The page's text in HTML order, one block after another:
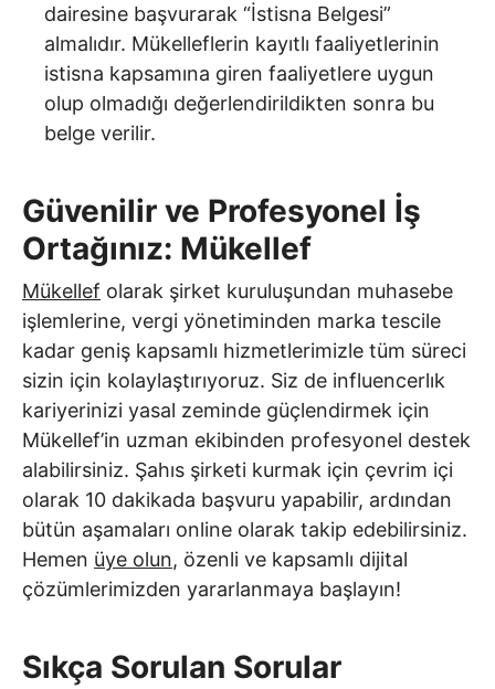
dairesine başvurarak “İstisna Belgesi”
almalıdır. Mükelleflerin kayıtlı faaliyetlerinin
istisna kapsamına giren faaliyetlere uygun
olup olmadığı değerlendirildikten sonra bu
belge verilir.
Güvenilir ve Profesyonel İş
Ortağınız: Mükellef
Mükellef olarak şirket kuruluşundan muhasebe
işlemlerine, vergi yönetiminden marka tescile
kadar geniş kapsamlı hizmetlerimizle tüm süreci
sizin için kolaylaştırıyoruz. Siz de influencerlık
kariyerinizi yasal zeminde güçlendirmek için
Mükellef’in uzman ekibinden profesyonel destek
alabilirsiniz. Şahıs şirketi kurmak için çevrim içi
olarak 10 dakikada başvuru yapabilir, ardından
bütün aşamaları online olarak takip edebilirsiniz.
Hemen üye olun, özenli ve kapsamlı dijital
çözümlerimizden yararlanmaya başlayın!
Sıkça Sorulan Sorular